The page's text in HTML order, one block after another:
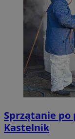
Sprzątanie po
Kastelnik